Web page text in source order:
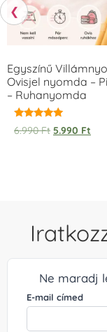
❮
Egyszínű
Ovisjel nyomda –
– Ruhanyomda
Értékelés:
5.00
6.990Ft 5.990 Ft
Ne maradj
E-mail címed